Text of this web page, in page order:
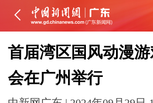
首届湾区国风动漫
会在广州举行